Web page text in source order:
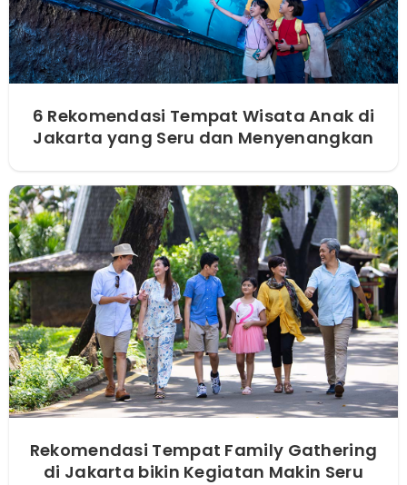
6 Rekomendasi Tempat Wisata Anak di
Jakarta yang Seru dan Menyenangkan
Rekomendasi Tempat Family Gathering
di Jakarta bikin Kegiatan Makin Seru